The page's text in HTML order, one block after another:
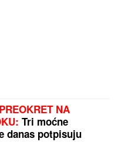
NA
Tri moćne
danas potpisuju